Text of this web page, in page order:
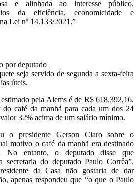
e alinhada ao interesse público,
da eficiência, economicidade e
Lei nº 14.133/2021.”
por deputado
seja servido de segunda a sexta-feira
úteis.
pela Alems é de R$ 618.392,16.
café da manhã para cada um dos 24
32% acima de um salário mínimo.
o presidente Gerson Claro sobre o
motivo o café da manhã era destinado
No entanto, o deputado disse que
secretaria do deputado Paulo Corrêa”.
da Casa não gostaria de dar
apenas respondeu que “o que o Paulo